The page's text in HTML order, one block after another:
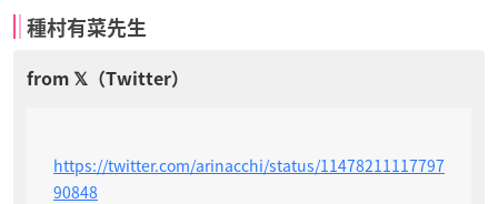
種村有菜先生
https://twitter.com/arinacchi/status/11478211117797
90848